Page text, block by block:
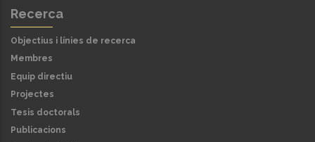
Recerca
Objectius i línies de recerca
Membres
Equip directiu
Projectes
Tesis doctorals
Publicacions